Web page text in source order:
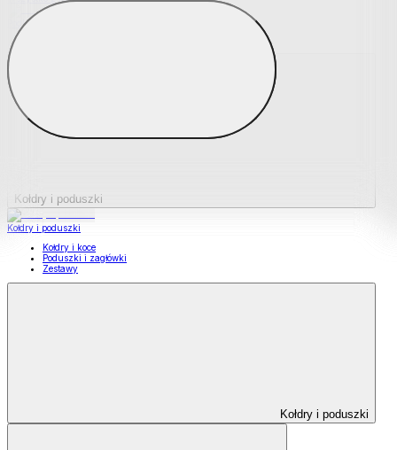
Podkładki na materace
Materace nawierzchniowe
Kołdry i poduszki
Kołdry i poduszki
Kołdry i koce
Poduszki i zagłówki
Zestawy
Kołdry i poduszki